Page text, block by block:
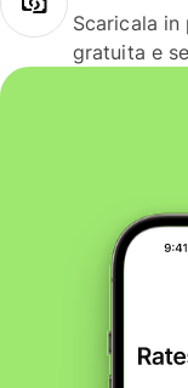
Scaricala
gratuita e